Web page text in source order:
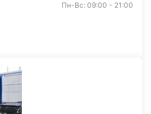
Пн-Вс: 09:00 - 21:00